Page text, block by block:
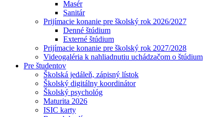
Masér
Sanitár
Prijímacie konanie pre školský rok 2026/2027
Denné štúdium
Externé štúdium
Prijímacie konanie pre školský rok 2027/2028
Videogaléria k nahliadnutiu uchádzačom o štúdium
Pre študentov
Školská jedáleň, zápisný lístok
Školský digitálny koordinátor
Školský psychológ
Maturita 2026
ISIC karty